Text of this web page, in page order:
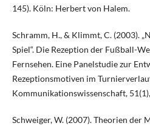
145). Köln: Herbert von Halem.
Schramm, H., & Klimmt, C. (2003).
Spiel“. Die Rezeption der Fußball-
Fernsehen. Eine Panelstudie zur
Rezeptionsmotiven im
Kommunikationswissenschaft,
Schweiger, W. (2007). Theorien der